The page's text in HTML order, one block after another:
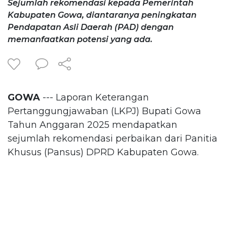
Sejumlah rekomendasi kepada Pemerintah
Kabupaten Gowa, diantaranya peningkatan
Pendapatan Asli Daerah (PAD) dengan
memanfaatkan potensi yang ada.
GOWA --- Laporan Keterangan
Pertanggungjawaban (LKPJ) Bupati Gowa
Tahun Anggaran 2025 mendapatkan
sejumlah rekomendasi perbaikan dari Panitia
Khusus (Pansus) DPRD Kabupaten Gowa.